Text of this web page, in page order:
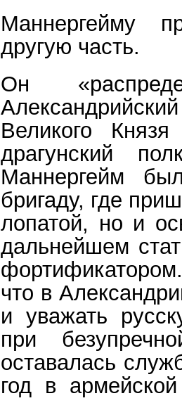
Маннергейму
другую часть.
Он
Великого
драгунский
Маннергейм
бригаду, где
лопатой, но и
дальнейшем
что в
и уважать
при
оставалась
год в